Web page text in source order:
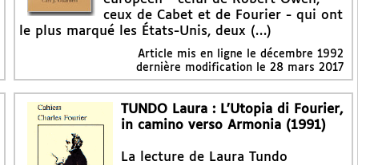
ceux de Cabet et de Fourier - qui ont
le plus marqué les États-Unis, deux (…)
Article mis en ligne ledécembre 1992
dernière modification le 28 mars 2017
TUNDO Laura : L’Utopia di Fourier,
in camino verso Armonia (1991)
La lecture de Laura Tundo